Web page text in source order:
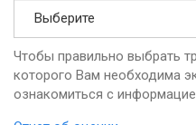
Чтобы правильно выбрать
которого Вам необходима
ознакомиться с